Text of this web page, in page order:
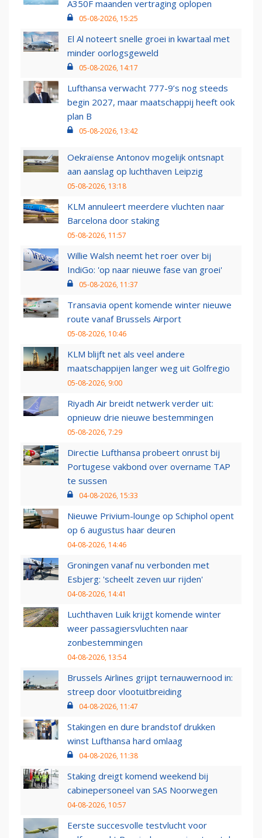
A350F maanden vertraging oplopen
05-08-2026, 15:25
El Al noteert snelle groei in kwartaal met
minder oorlogsgeweld
05-08-2026, 14:17
Lufthansa verwacht 777-9’s nog steeds
begin 2027, maar maatschappij heeft ook
plan B
05-08-2026, 13:42
Oekraïense Antonov mogelijk ontsnapt
aan aanslag op luchthaven Leipzig
05-08-2026, 13:18
KLM annuleert meerdere vluchten naar
Barcelona door staking
05-08-2026, 11:57
Willie Walsh neemt het roer over bij
IndiGo: 'op naar nieuwe fase van groei'
05-08-2026, 11:37
Transavia opent komende winter nieuwe
route vanaf Brussels Airport
05-08-2026, 10:46
KLM blijft net als veel andere
maatschappijen langer weg uit Golfregio
05-08-2026, 9:00
Riyadh Air breidt netwerk verder uit:
opnieuw drie nieuwe bestemmingen
05-08-2026, 7:29
Directie Lufthansa probeert onrust bij
Portugese vakbond over overname TAP
te sussen
04-08-2026, 15:33
Nieuwe Privium-lounge op Schiphol opent
op 6 augustus haar deuren
04-08-2026, 14:46
Groningen vanaf nu verbonden met
Esbjerg: 'scheelt zeven uur rijden'
04-08-2026, 14:41
Luchthaven Luik krijgt komende winter
weer passagiersvluchten naar
zonbestemmingen
04-08-2026, 13:54
Brussels Airlines grijpt ternauwernood in:
streep door vlootuitbreiding
04-08-2026, 11:47
Stakingen en dure brandstof drukken
winst Lufthansa hard omlaag
04-08-2026, 11:38
Staking dreigt komend weekend bij
cabinepersoneel van SAS Noorwegen
04-08-2026, 10:57
Eerste succesvolle testvlucht voor